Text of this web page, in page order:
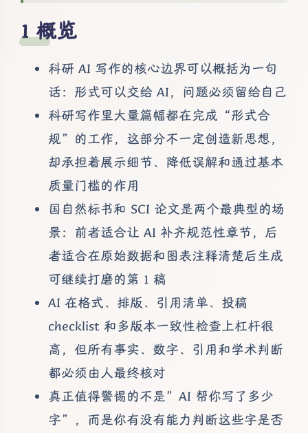
概览
科研 AI 写作的核心边界可以概括为一句
话：形式可以交给 AI，问题必须留给自己
科研写作里大量篇幅都在完成“形式合
规”的工作，这部分不一定创造新思想，
却承担着展示细节、降低误解和通过基本
质量门槛的作用
国自然标书和 SCI 论文是两个最典型的场
景：前者适合让 AI 补齐规范性章节，后
者适合在原始数据和图表注释清楚后生成
可继续打磨的第 1 稿
AI 在格式、排版、引用清单、投稿
checklist 和多版本一致性检查上杠杆很
高，但所有事实、数字、引用和学术判断
都必须由人最终核对
真正值得警惕的不是”AI 帮你写了多少
字”，而是你有没有能力判断这些字是否